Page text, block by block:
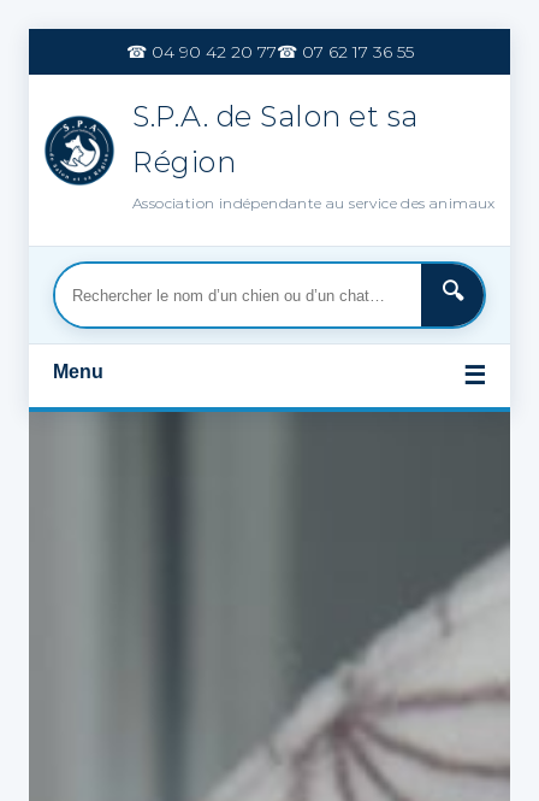
contenu
☎ 04 90 42 20 77☎ 07 62 17 36 55
S.P.A. de Salon et sa
Région
Association indépendante au service des animaux
Menu ☰